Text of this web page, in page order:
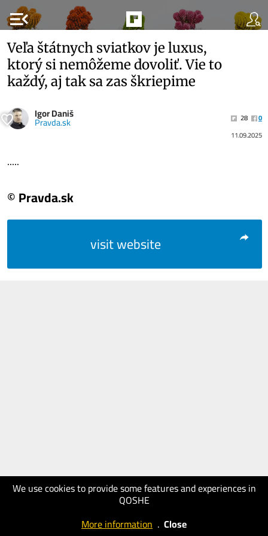
menu_open
We use cookies to provide some features and experiences in
QOSHE
More information . Close
Veľa štátnych sviatkov je luxus,
ktorý si nemôžeme dovoliť. Vie to
každý, aj tak sa zas škriepime
Igor Daniš
Pravda.sk 28
0
11.09.2025
.....
© Pravda.sk
visit website